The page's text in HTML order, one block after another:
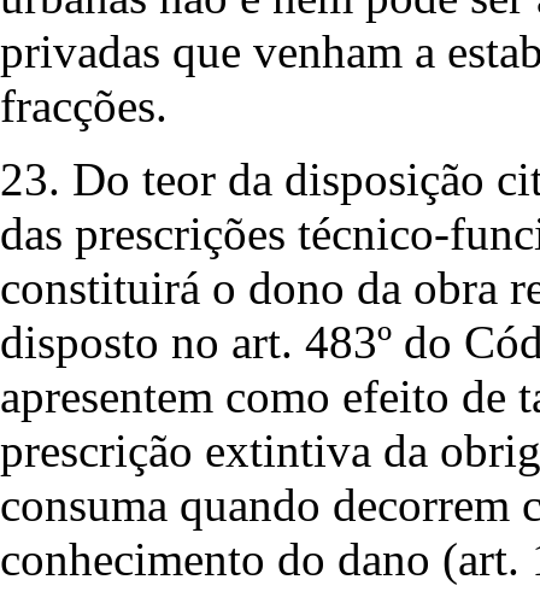
privadas que venham a
fracções.
23. Do teor da disposição
das prescrições técnico-
constituirá o dono da obra
disposto no art. 483º do
apresentem como efeito de
prescrição extintiva da
consuma quando decorrem
conhecimento do dano